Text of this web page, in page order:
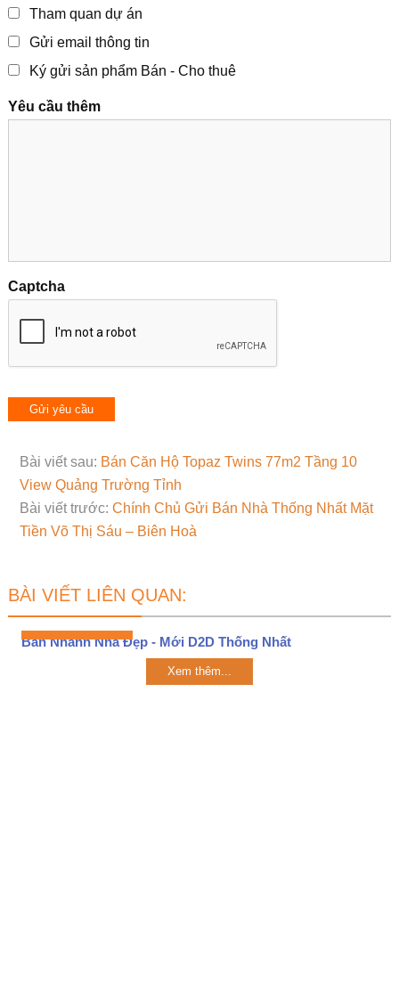
Tham quan dự án
Gửi email thông tin
Ký gửi sản phẩm Bán - Cho thuê
Yêu cầu thêm
Captcha
Bài viết sau: Bán Căn Hộ Topaz Twins 77m2 Tầng 10
View Quảng Trường Tỉnh
Bài viết trước: Chính Chủ Gửi Bán Nhà Thống Nhất Mặt
Tiền Võ Thị Sáu – Biên Hoà
BÀI VIẾT LIÊN QUAN:
Bán Nhanh Nhà Đẹp - Mới D2D Thống Nhất
Xem thêm...